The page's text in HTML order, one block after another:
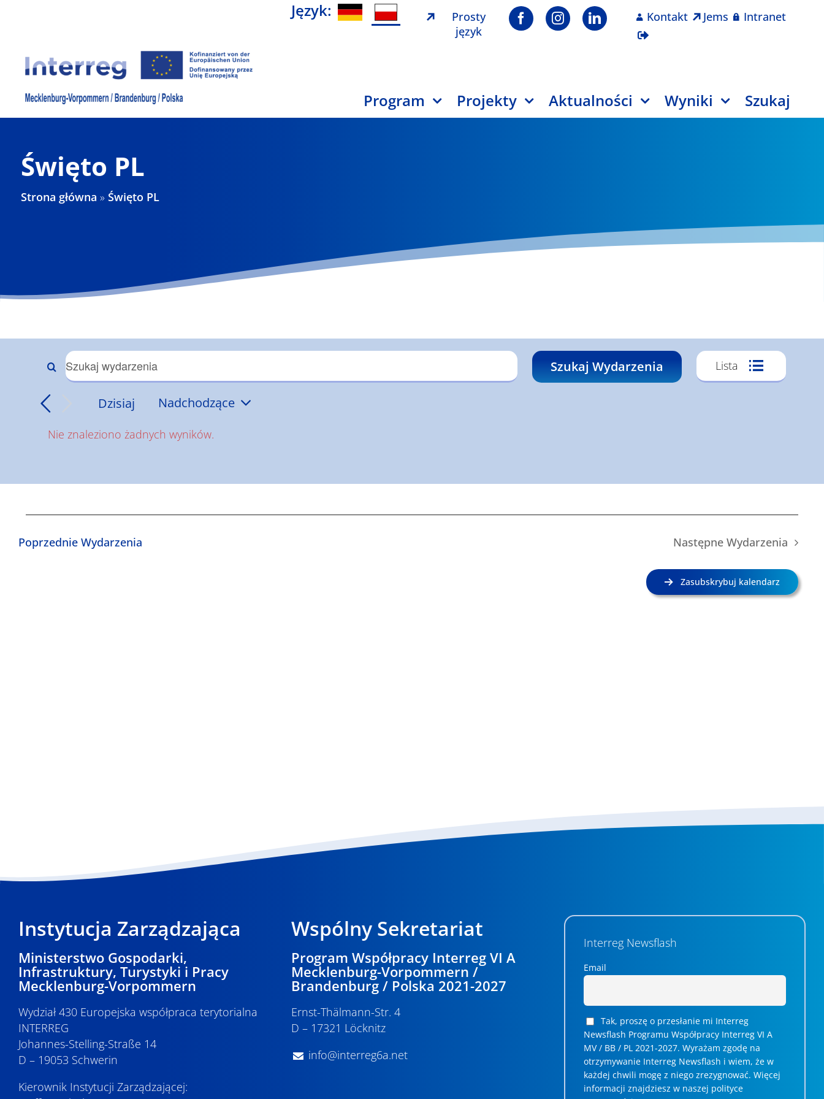
Język:
Prosty
język
Kontakt Jems Intranet
Program Projekty Aktualności Wyniki Szukaj
Święto PL
Strona główna »Święto PL
Powiadomienie
Nie znaleziono żadnych wyników.
Wydarzenia
Nawigacja
po
widokach
Wpisz
kluczowe.
wg
Wydarzenia
Szukaj Wydarzenia
Widoki
Lista
Dzisiaj Nadchodzące
datę.
PoprzednieWydarzenia NastępneWydarzenia
Zasubskrybuj kalendarz
Instytucja Zarządzająca
Ministerstwo Gospodarki,
Infrastruktury, Turystyki i Pracy
Mecklenburg-Vorpommern
Wydział 430 Europejska współpraca terytorialna
INTERREG
Johannes-Stelling-Straße 14
D – 19053 Schwerin
Kierownik Instytucji Zarządzającej:
Wspólny Sekretariat
Program Współpracy Interreg VI A
Mecklenburg-Vorpommern /
Brandenburg / Polska 2021-2027
Ernst-Thälmann-Str. 4
D – 17321 Löcknitz
info@interreg6a.net
Interreg Newsflash
Email
Tak, proszę o przesłanie mi Interreg
Newsflash Programu Współpracy Interreg VI A
MV / BB / PL 2021-2027. Wyrażam zgodę na
otrzymywanie Interreg Newsflash i wiem, że w
każdej chwili mogę z niego zrezygnować. ­­Więcej
informacji znajdziesz w naszej polityce